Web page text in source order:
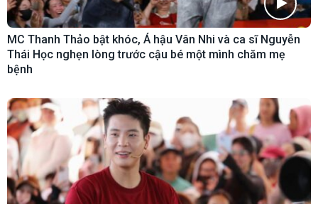
MC Thanh Thảo bật khóc, Á hậu Vân Nhi và ca sĩ Nguyễn
Thái Học nghẹn lòng trước cậu bé một mình chăm mẹ
bệnh